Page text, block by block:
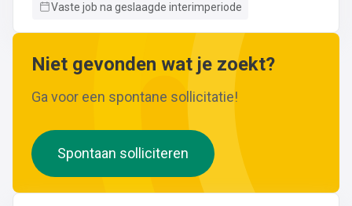
Neem gerust de vacature even door! Indien je nog vragen
Vaste job na geslaagde interimperiode
Niet gevonden wat je zoekt?
Ga voor een spontane sollicitatie!
Spontaan solliciteren